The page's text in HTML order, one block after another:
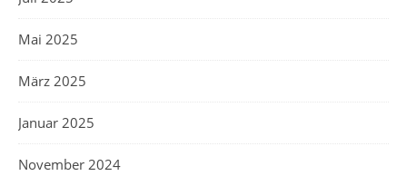
Mai 2025
März 2025
Januar 2025
November 2024